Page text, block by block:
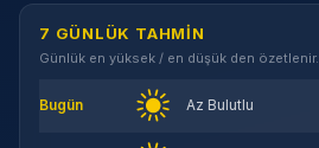
7 GÜNLÜK TAHMIN
Günlük en yüksek / en düşük den özetlenir.
Bugün Az Bulutlu